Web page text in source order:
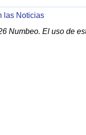
las Noticias
Numbeo. El uso de